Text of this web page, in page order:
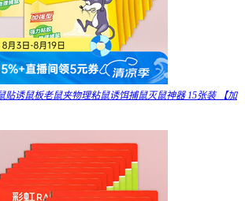
贴诱鼠板老鼠夹物理粘鼠诱饵捕鼠灭鼠神器 15张装 【加